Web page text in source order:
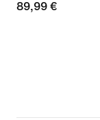
89,99
89,99 €